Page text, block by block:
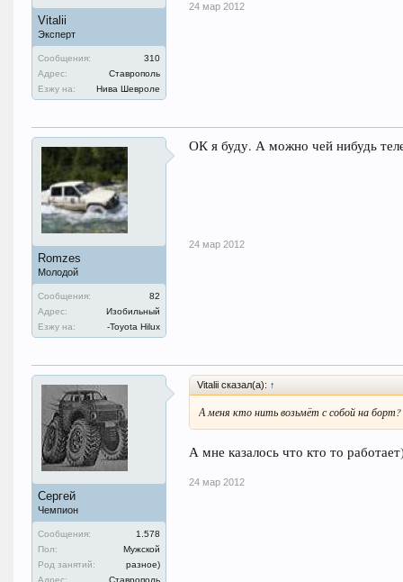
Vitalii
Эксперт
Сообщения:
310
Адрес:
Ставрополь
Езжу на:
Нива Шевроле
24 мар 2012
Romzes
Молодой
Сообщения:
82
Адрес:
Изобильный
Езжу на:
-Toyota Hilux
ОК я буду. А можно чей нибудь
24 мар 2012
Сергей
Чемпион
Сообщения:
1.578
Пол:
Мужской
Род занятий:
разное)
Адрес:
Ставрополь
Vitalii сказал(а): ↑
А меня кто нить возьмёт с собой на борт?
А мне казалось что кто то
24 мар 2012